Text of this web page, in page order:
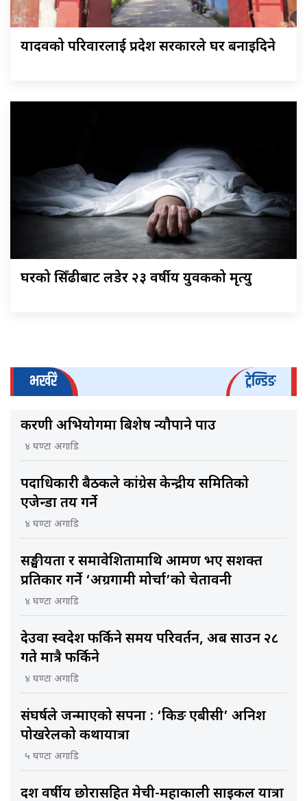
यादवको परिवारलाई प्रदेश सरकारले घर बनाइदिने
घरको सिँढीबाट लडेर २३ वर्षीय युवकको मृत्यु
भर्खरै ट्रेन्डिङ
करणी अभियोगमा बिशेष न्यौपाने पक्राउ
४ घण्टा अगाडि
पदाधिकारी बैठकले कांग्रेस केन्द्रीय समितिकाे
एजेन्डा तय गर्ने
४ घण्टा अगाडि
सङ्घीयता र समावेशितामाथि आक्रमण भए सशक्त
प्रतिकार गर्ने ‘अग्रगामी मोर्चा’को चेतावनी
४ घण्टा अगाडि
देउवा स्वदेश फर्किने समय परिवर्तन, अब साउन २८
गते मात्रै फर्किने
४ घण्टा अगाडि
संघर्षले जन्माएको सपना : ‘किङ एबीसी’ अनिश
पोखरेलको कथायात्रा
५ घण्टा अगाडि
दश वर्षीय छोरासहित मेची-महाकाली साइकल यात्रा